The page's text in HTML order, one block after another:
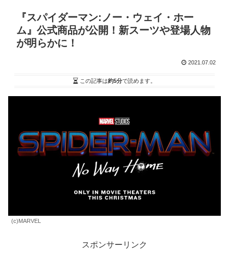
『スパイダーマン:ノー・ウェイ・ホー
ム』公式商品が公開！新スーツや登場人物
が明らかに！
2021.07.02
この記事は約5分で読めます。
(c)MARVEL
スポンサーリンク